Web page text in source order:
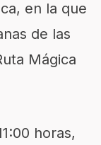
en la que
de las
Mágica
horas,